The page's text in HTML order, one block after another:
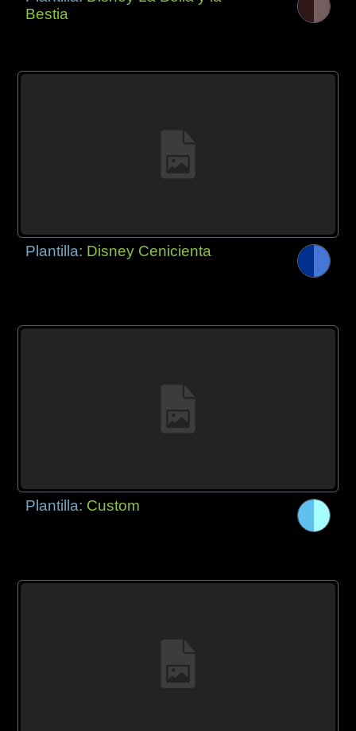
Bestia
Plantilla: Disney Cenicienta
Plantilla: Custom